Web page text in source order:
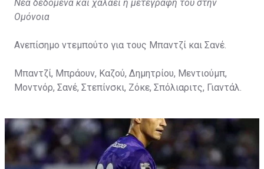
Νέα δεδομένα και χαλάει η μετεγραφή του στην
Ομόνοια
Ανεπίσημο ντεμπούτο για τους Μπαντζί και Σανέ.
Μπαντζί, Μπράουν, Καζού, Δημητρίου, Μεντιούμπ,
Μοντνόρ, Σανέ, Στεπίνσκι, Ζόκε, Σπόλιαριτς, Γιαντάλ.